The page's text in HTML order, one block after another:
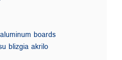
boards
blizgia akrilo